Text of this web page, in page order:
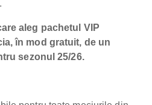
aleg pachetul VIP
în mod gratuit, de un
sezonul 25/26.